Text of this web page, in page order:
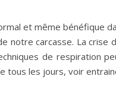
et même bénéfique
notre carcasse. La crise
de respiration
tous les jours, voir